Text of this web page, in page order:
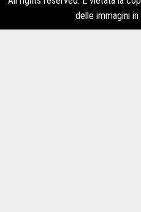
delle immagini